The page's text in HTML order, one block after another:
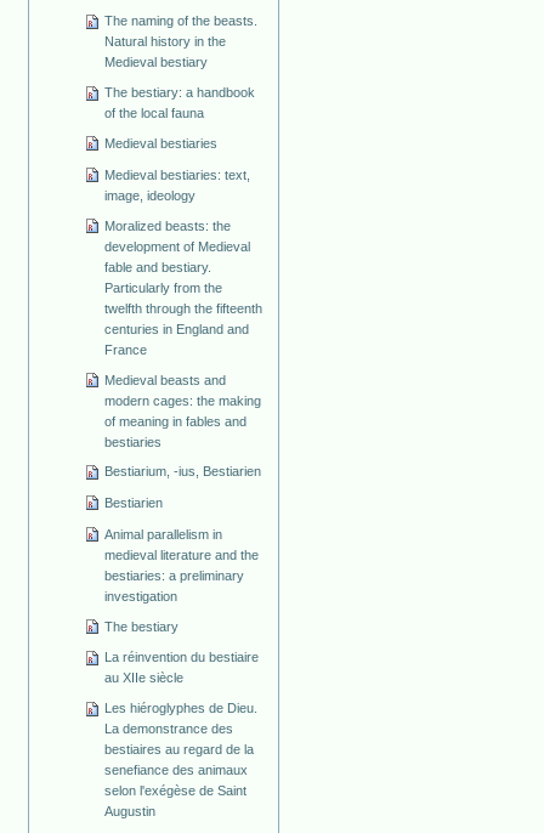
The naming of the beasts.
Natural history in the
Medieval bestiary
The bestiary: a handbook
of the local fauna
Medieval bestiaries
Medieval bestiaries: text,
image, ideology
Moralized beasts: the
development of Medieval
fable and bestiary.
Particularly from the
twelfth through the fifteenth
centuries in England and
France
Medieval beasts and
modern cages: the making
of meaning in fables and
bestiaries
Bestiarium, -ius, Bestiarien
Bestiarien
Animal parallelism in
medieval literature and the
bestiaries: a preliminary
investigation
The bestiary
La réinvention du bestiaire
au XIIe siècle
Les hiéroglyphes de Dieu.
La demonstrance des
bestiaires au regard de la
senefiance des animaux
selon l'exégèse de Saint
Augustin